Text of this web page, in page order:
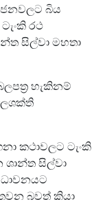
බිය
රථ
සිල්වා මහතා
හැකිනම්
කථාවලට ටැංකි
සිල්වා
බවත් කියා